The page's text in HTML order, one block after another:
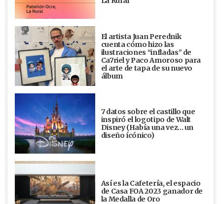
El artista Juan Perednik
cuenta cómo hizo las
ilustraciones “infladas” de
Ca7riel y Paco Amoroso para
el arte de tapa de su nuevo
álbum
7 datos sobre el castillo que
inspiró el logotipo de Walt
Disney (Había una vez... un
diseño ícónico)
Así es la Cafetería, el espacio
de Casa FOA 2023 ganador de
la Medalla de Oro